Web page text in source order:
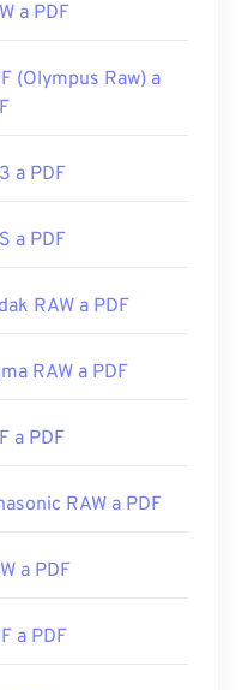
a PDF
(Olympus Raw) a
a PDF
a PDF
RAW a PDF
RAW a PDF
a PDF
RAW a PDF
a PDF
a PDF